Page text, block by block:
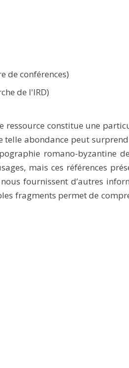
de conférences)
de l'IRD)
ressource constitue une
abondance peut
romano-byzantine
mais ces références
fournissent d’autres
permet de